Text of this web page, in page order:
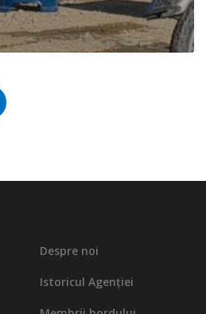
Despre noi
Istoricul Agenției